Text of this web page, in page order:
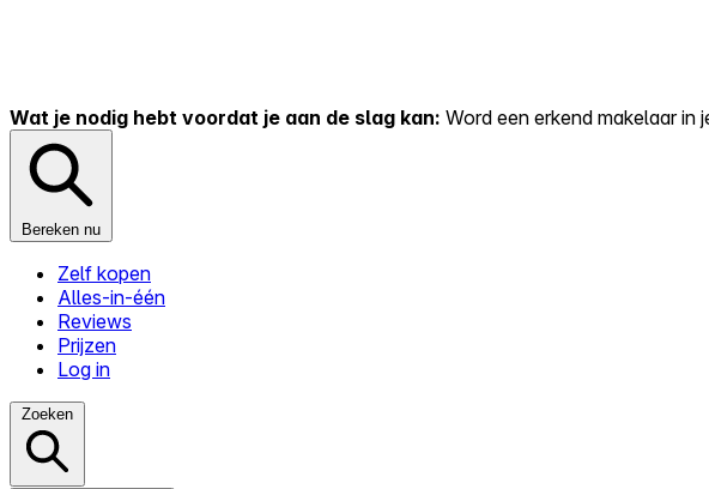
Wat je nodig hebt voordat je aan de slag kan: Word een erkend makelaar in
Bereken nu
Zelf kopen
Alles-in-één
Reviews
Prijzen
Log in
Zoeken